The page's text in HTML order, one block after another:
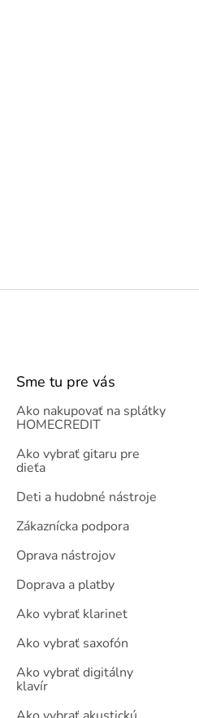
Sme tu pre vás
Ako nakupovať na splátky
HOMECREDIT
Ako vybrať gitaru pre
dieťa
Deti a hudobné nástroje
Zákaznícka podpora
Oprava nástrojov
Doprava a platby
Ako vybrať klarinet
Ako vybrať saxofón
Ako vybrať digitálny
klavír